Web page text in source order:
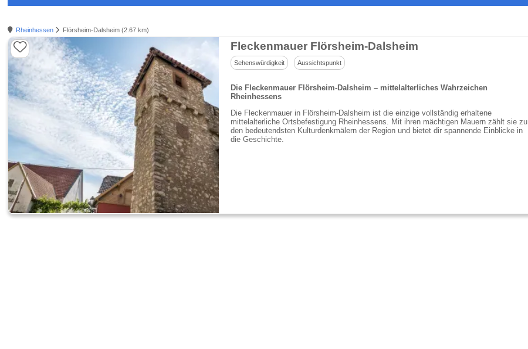
Rheinhessen Flörsheim-Dalsheim (2.67 km)
Fleckenmauer Flörsheim-Dalsheim
Sehenswürdigkeit Aussichtspunkt
Die Fleckenmauer Flörsheim-Dalsheim – mittelalterliches Wahrzeichen
Rheinhessens
Die Fleckenmauer in Flörsheim-Dalsheim ist die einzige vollständig erhaltene
mittelalterliche Ortsbefestigung Rheinhessens. Mit ihren mächtigen Mauern zählt sie zu
den bedeutendsten Kulturdenkmälern der Region und bietet dir spannende Einblicke in
die Geschichte.